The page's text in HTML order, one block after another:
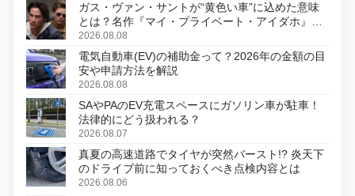
ガス・ヴァン・サントが“黄色い車”に込めた意味
とは？名作『マイ・プライベート・アイダホ』が
初のデジタルリマスター版で復活
2026.08.08
電気自動車(EV)の補助金って？2026年の金額の目
安や申請方法を解説
2026.08.08
SAやPAのEV充電スペースにガソリン車が駐車！
法律的にどう扱われる？
2026.08.07
真夏の高速道路でタイヤが突然バースト!? 炎天下
のドライブ前に知っておくべき点検内容とは
2026.08.06